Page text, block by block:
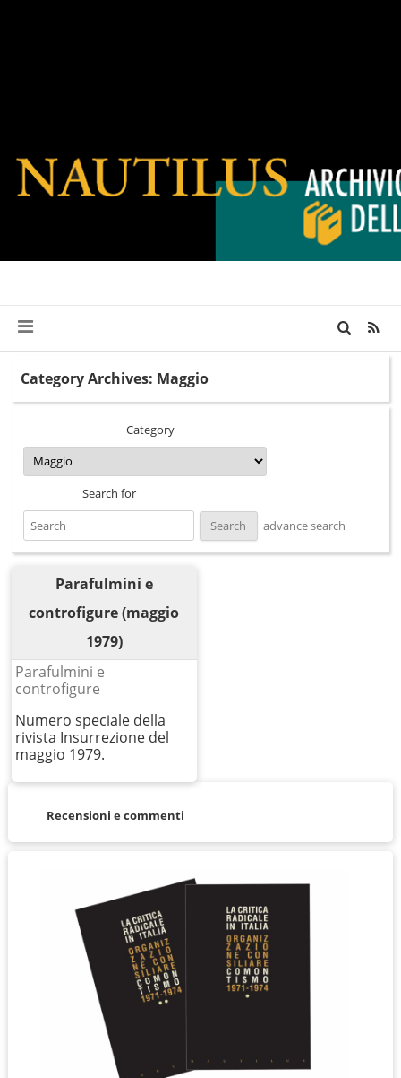
Category Archives: Maggio
Category
Search for
advance search
Parafulmini e
controfigure (maggio
1979)
Parafulmini e
controfigure
Numero speciale della
rivista Insurrezione del
maggio 1979.
Recensioni e commenti